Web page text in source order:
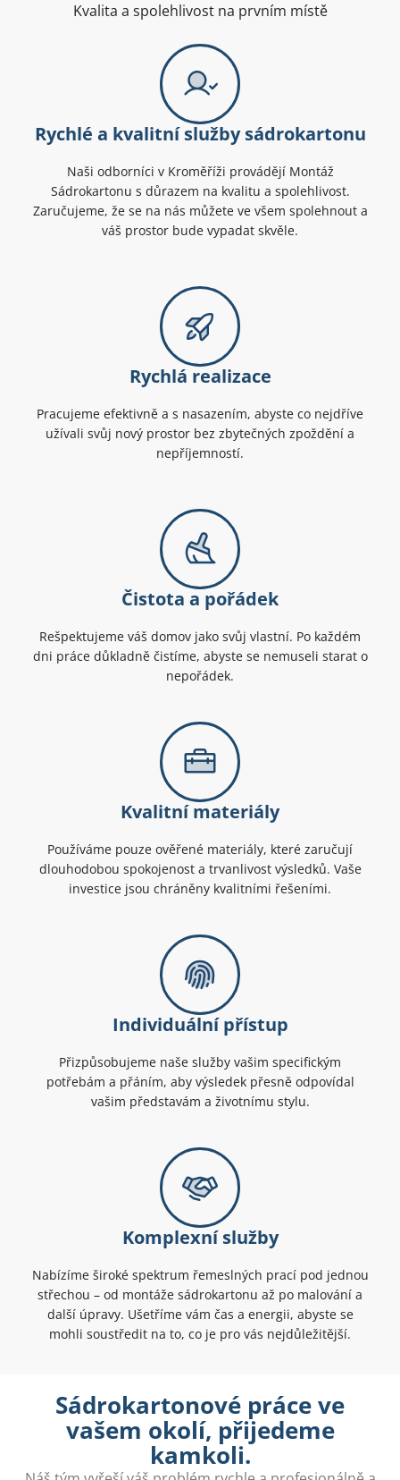
Kvalita a spolehlivost na prvním místě
Rychlé a kvalitní služby sádrokartonu
Naši odborníci v Kroměříži provádějí Montáž
Sádrokartonu s důrazem na kvalitu a spolehlivost.
Zaručujeme, že se na nás můžete ve všem spolehnout a
váš prostor bude vypadat skvěle.
Rychlá realizace
Pracujeme efektivně a s nasazením, abyste co nejdříve
užívali svůj nový prostor bez zbytečných zpoždění a
nepříjemností.
Čistota a pořádek
Rešpektujeme váš domov jako svůj vlastní. Po každém
dni práce důkladně čistíme, abyste se nemuseli starat o
nepořádek.
Kvalitní materiály
Používáme pouze ověřené materiály, které zaručují
dlouhodobou spokojenost a trvanlivost výsledků. Vaše
investice jsou chráněny kvalitními řešeními.
Individuální přístup
Přizpůsobujeme naše služby vašim specifickým
potřebám a přáním, aby výsledek přesně odpovídal
vašim představám a životnímu stylu.
Komplexní služby
Nabízíme široké spektrum řemeslných prací pod jednou
střechou – od montáže sádrokartonu až po malování a
další úpravy. Ušetříme vám čas a energii, abyste se
mohli soustředit na to, co je pro vás nejdůležitější.
Sádrokartonové práce ve
vašem okolí, přijedeme
kamkoli.